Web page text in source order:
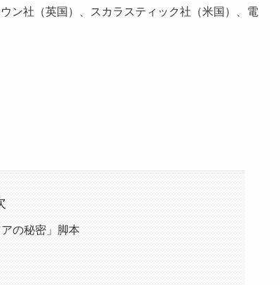
ン社（英国）、スカラスティック社（米国）、電
の秘密」脚本